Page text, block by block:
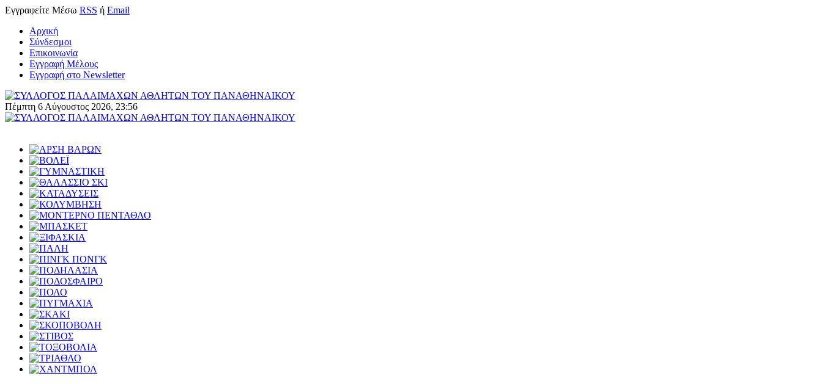
Εγγραφείτε Μέσω RSS ή Email
Αρχική
Σύνδεσμοι
Επικοινωνία
Εγγραφή Μέλους
Εγγραφή στο Newsletter
Πέμπτη 6 Αύγουστος 2026, 23:56